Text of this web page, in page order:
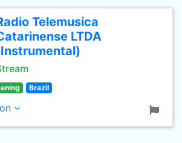
Telemusica
LTDA
Brazil